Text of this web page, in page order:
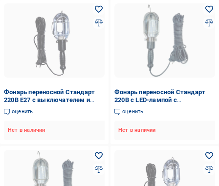
Фонарь переносной Стандарт
220В E27 с выключателем и
крюком 20 м (ПЭР20С)
оценить
Нет в наличии
Фонарь переносной Стандарт
220В с LED-лампой с
выключателем и крюком 20 м
(PGS-20M)
оценить
Нет в наличии